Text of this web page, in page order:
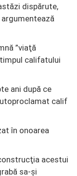
dispărute,
”viaţă
califatului
ani după ce
calif
în onoarea
acestui
sa-şi